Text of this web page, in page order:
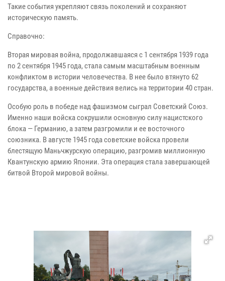
Такие события укрепляют связь поколений и сохраняют
историческую память.
Справочно:
Вторая мировая война, продолжавшаяся с 1 сентября 1939 года
по 2 сентября 1945 года, стала самым масштабным военным
конфликтом в истории человечества. В нее было втянуто 62
государства, а военные действия велись на территории 40 стран.
Особую роль в победе над фашизмом сыграл Советский Союз.
Именно наши войска сокрушили основную силу нацистского
блока — Германию, а затем разгромили и ее восточного
союзника. В августе 1945 года советские войска провели
блестящую Маньчжурскую операцию, разгромив миллионную
Квантунскую армию Японии. Эта операция стала завершающей
битвой Второй мировой войны.